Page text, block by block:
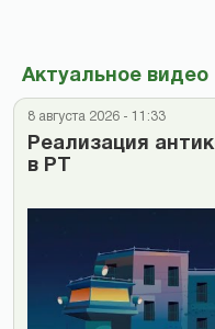
Актуальное видео
8 августа 2026 - 11:33
Реализация
в РТ